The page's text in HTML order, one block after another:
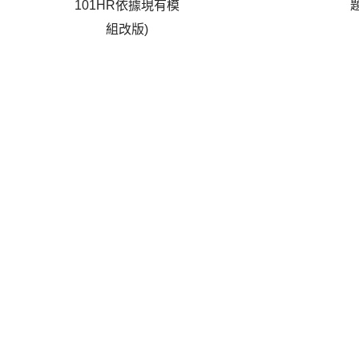
101HR依據現有模
組改版)